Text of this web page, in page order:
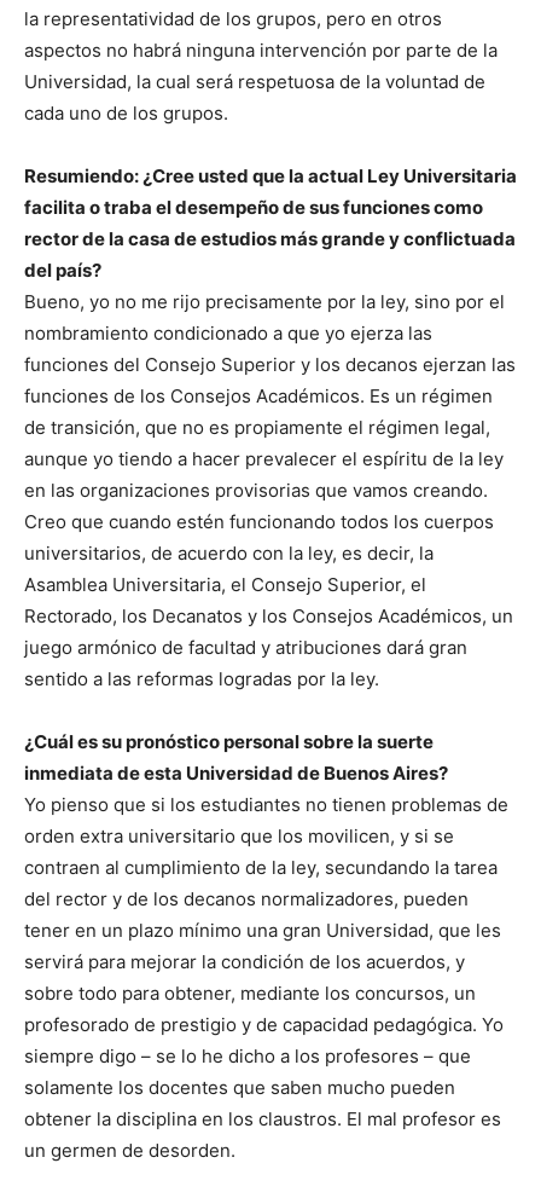
la representatividad de los grupos, pero en otros
aspectos no habrá ninguna intervención por parte de la
Universidad, la cual será respetuosa de la voluntad de
cada uno de los grupos.
Resumiendo: ¿Cree usted que la actual Ley Universitaria
facilita o traba el desempeño de sus funciones como
rector de la casa de estudios más grande y conflictuada
del país?
Bueno, yo no me rijo precisamente por la ley, sino por el
nombramiento condicionado a que yo ejerza las
funciones del Consejo Superior y los decanos ejerzan las
funciones de los Consejos Académicos. Es un régimen
de transición, que no es propiamente el régimen legal,
aunque yo tiendo a hacer prevalecer el espíritu de la ley
en las organizaciones provisorias que vamos creando.
Creo que cuando estén funcionando todos los cuerpos
universitarios, de acuerdo con la ley, es decir, la
Asamblea Universitaria, el Consejo Superior, el
Rectorado, los Decanatos y los Consejos Académicos, un
juego armónico de facultad y atribuciones dará gran
sentido a las reformas logradas por la ley.
¿Cuál es su pronóstico personal sobre la suerte
inmediata de esta Universidad de Buenos Aires?
Yo pienso que si los estudiantes no tienen problemas de
orden extra universitario que los movilicen, y si se
contraen al cumplimiento de la ley, secundando la tarea
del rector y de los decanos normalizadores, pueden
tener en un plazo mínimo una gran Universidad, que les
servirá para mejorar la condición de los acuerdos, y
sobre todo para obtener, mediante los concursos, un
profesorado de prestigio y de capacidad pedagógica. Yo
siempre digo – se lo he dicho a los profesores – que
solamente los docentes que saben mucho pueden
obtener la disciplina en los claustros. El mal profesor es
un germen de desorden.